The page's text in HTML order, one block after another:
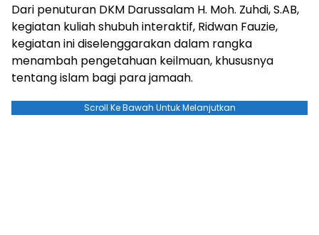
Dari penuturan DKM Darussalam H. Moh. Zuhdi, S.AB,
kegiatan kuliah shubuh interaktif, Ridwan Fauzie,
kegiatan ini diselenggarakan dalam rangka
menambah pengetahuan keilmuan, khususnya
tentang islam bagi para jamaah.
Scroll Ke Bawah Untuk Melanjutkan